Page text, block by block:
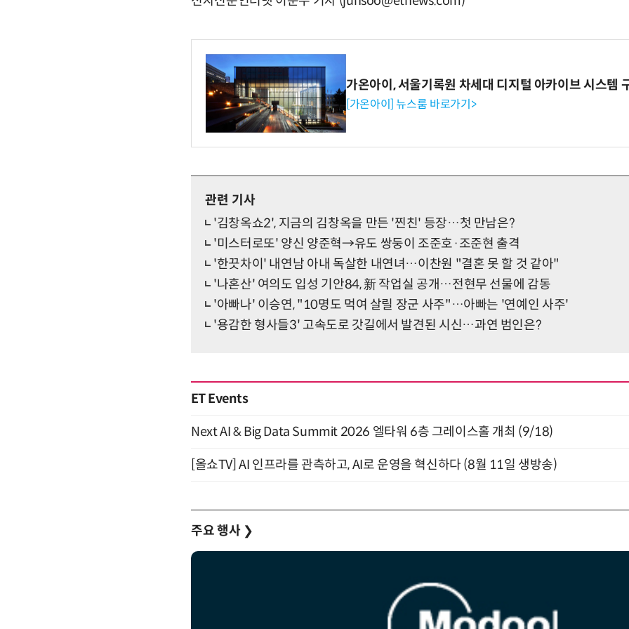
가온아이, 서울기록원 차세대 디지털 아카이브 시스템
[가온아이] 뉴스룸 바로가기>
관련 기사
'김창옥쇼2', 지금의 김창옥을 만든 '찐친' 등장…첫 만남은?
'미스터로또' 양신 양준혁→유도 쌍둥이 조준호·조준현 출격
'한끗차이' 내연남 아내 독살한 내연녀…이찬원 "결혼 못 할 것 같아"
'나혼산' 여의도 입성 기안84, 新 작업실 공개…전현무 선물에 감동
'아빠나' 이승연, "10명도 먹여 살릴 장군 사주"…아빠는 '연예인 사주'
'용감한 형사들3' 고속도로 갓길에서 발견된 시신…과연 범인은?
ET Events
Next AI & Big Data Summit 2026 엘타워 6층 그레이스홀 개최 (9/18)
[올쇼TV] AI 인프라를 관측하고, AI로 운영을 혁신하다 (8월 11일 생방송)
주요 행사 ❯